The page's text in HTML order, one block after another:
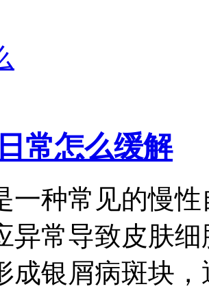
常怎么缓解
一种常见的慢
异常导致皮肤
成银屑病斑块